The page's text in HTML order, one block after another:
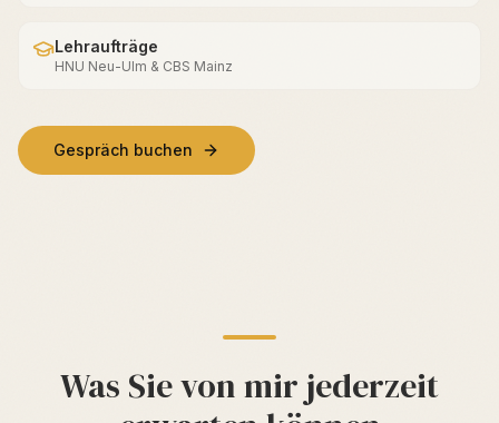
Lehraufträge
HNU Neu-Ulm & CBS Mainz
Gespräch buchen
Was Sie von mir jederzeit